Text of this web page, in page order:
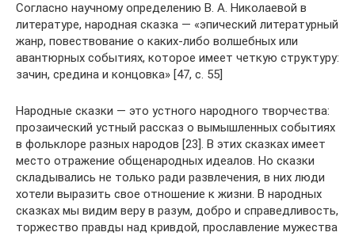
Согласно научному определению В. А. Николаевой в
литературе, народная сказка — «эпический литературный
жанр, повествование о каких-либо волшебных или
авантюрных событиях, которое имеет четкую структуру:
зачин, средина и концовка» [47, с. 55]
Народные сказки — это устного народного творчества:
прозаический устный рассказ о вымышленных событиях
в фольклоре разных народов [23]. В этих сказках имеет
место отражение общенародных идеалов. Но сказки
складывались не только ради развлечения, в них люди
хотели выразить свое отношение к жизни. В народных
сказках мы видим веру в разум, добро и справедливость,
торжество правды над кривдой, прославление мужества